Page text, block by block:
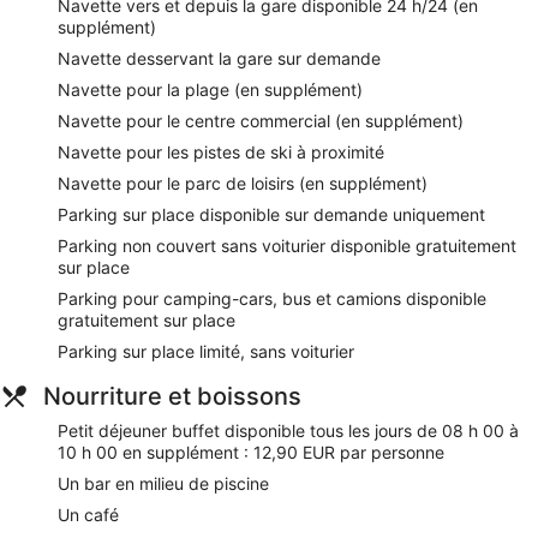
Divers types de soins thérapeutiques sont proposés, dont
l'aromathérapie, des soins ayurvédiques et l'hydrothérapie.
Le spa comprend un sauna, un bain à remous et un
hammam. Le spa est ouvert tous les jours. Les clients de
moins de 16 ans ne sont pas admis dans l'enceinte du spa.
Vous trouverez 5 des sources chaudes accessibles de
08 h 00 à 22 h 00.
En séjournant dans B+B Hotel Sonnenmatte Near
Badeparadies, vous êtes en liaison directe avec un centre
Méridionale. Parmi les prestations de cet hébergement, on
compte l'accès Wi-Fi à Internet gratuit, un parking gratuit,
sans oublier un spa proposant des soins complets.
camping-cars, bus et camions gratuits
Vous pourrez reprendre des forces au café ou
simplement vous détendre autour d'un verre au bar en
milieu de piscine
Petit déjeuner buffet servi tous les jours en supplément
Pour passer un bon moment, vous trouverez sur place un
Navette vers et depuis la gare disponible 24 h/24 (en
supplément)
Navette desservant la gare sur demande
Navette pour la plage (en supplément)
Navette pour le centre commercial (en supplément)
Navette pour les pistes de ski à proximité
Navette pour le parc de loisirs (en supplément)
Parking sur place disponible sur demande uniquement
Parking non couvert sans voiturier disponible gratuitement
sur place
Parking pour camping-cars, bus et camions disponible
gratuitement sur place
Parking sur place limité, sans voiturier
Nourriture et boissons
Petit déjeuner buffet disponible tous les jours de 08 h 00 à
10 h 00 en supplément : 12,90 EUR par personne
Un bar en milieu de piscine
Un café